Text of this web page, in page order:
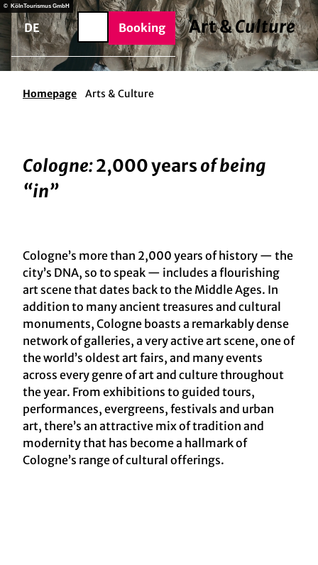
T
o
DE Search Booking
© KölnTourismus GmbH
Art &Culture
Homepage Arts & Culture
Cologne:2,000 yearsof being
“in”
Cologne’s more than 2,000 years of history — the
city’s DNA, so to speak — includes a flourishing
art scene that dates back to the Middle Ages. In
addition to many ancient treasures and cultural
monuments, Cologne boasts a remarkably dense
network of galleries, a very active art scene, one of
the world’s oldest art fairs, and many events
across every genre of art and culture throughout
the year. From exhibitions to guided tours,
performances, evergreens, festivals and urban
art, there’s an attractive mix of tradition and
modernity that has become a hallmark of
Cologne’s range of cultural offerings.